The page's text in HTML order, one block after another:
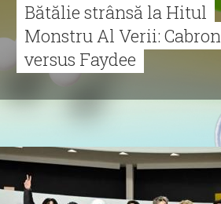
Bătălie strânsă la Hitul
Monstru Al Verii: Cabron
versus Faydee
21 Iulie
Cabron vine cu Hitul
Monstru al Verii